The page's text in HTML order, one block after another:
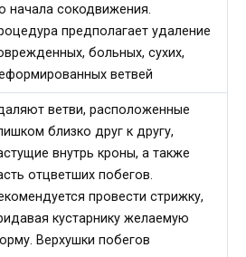
начала сокодвижения.
предполагает удаление
больных, сухих,
ветвей
ветви, расположенные
близко друг к другу,
внутрь кроны, а также
отцветших побегов.
провести стрижку,
кустарнику желаемую
Верхушки побегов